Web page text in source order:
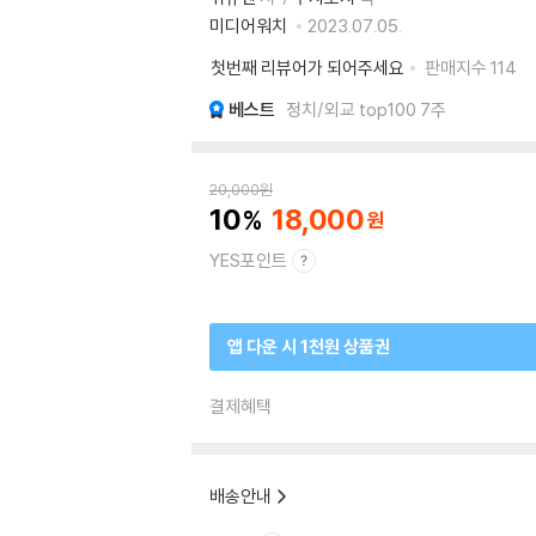
미디어워치
2023.07.05.
첫번째 리뷰어가 되어주세요
판매지수 114
베스트 정치/외교 top100 7주
20,000원
10 18,000
YES포인트
앱 다운 시 1천원 상품권
결제혜택
배송안내